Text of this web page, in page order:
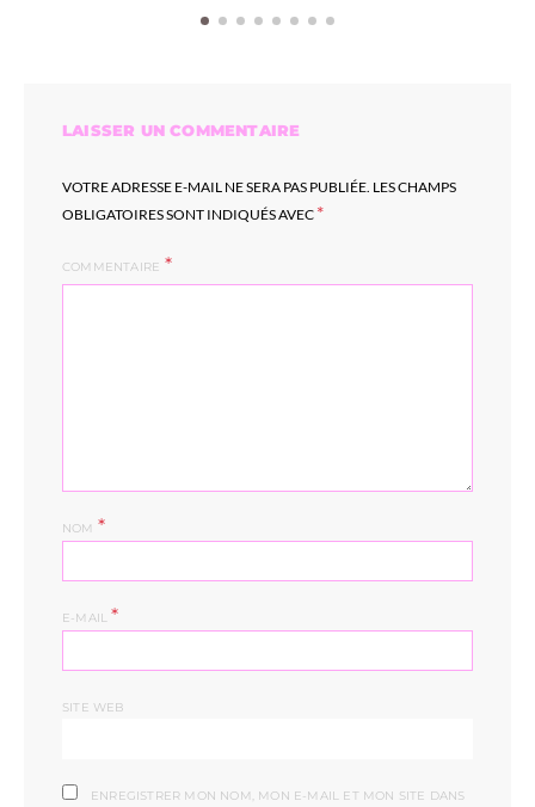
LAISSER UN COMMENTAIRE
VOTRE ADRESSE E-MAIL NE SERA PAS PUBLIÉE. LES CHAMPS
OBLIGATOIRES SONT INDIQUÉS AVEC *
COMMENTAIRE
NOM *
E-MAIL*
SITE WEB
ENREGISTRER MON NOM, MON E-MAIL ET MON SITE DANS